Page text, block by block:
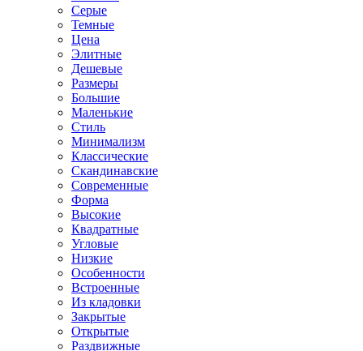
Серые
Темные
Цена
Элитные
Дешевые
Размеры
Большие
Маленькие
Стиль
Минимализм
Классические
Скандинавские
Современные
Форма
Высокие
Квадратные
Угловые
Низкие
Особенности
Встроенные
Из кладовки
Закрытые
Открытые
Раздвижные